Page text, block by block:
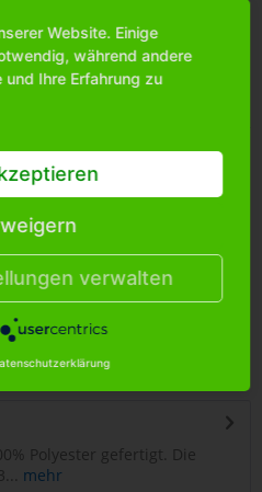
Informationen über das
444081
Polyester gefertigt. Die
mehr
Website. Einige
während andere
Ihre Erfahrung zu
verwalten